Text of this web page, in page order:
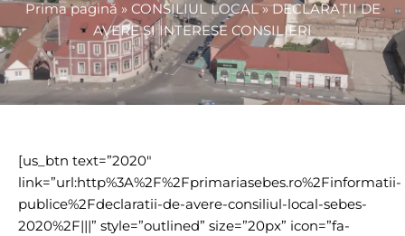
Prima pagină » CONSILIUL LOCAL»DECLARAȚII DE
AVERE ȘI INTERESE CONSILIERI
[us_btn text=”2020″
link=”url:http%3A%2F%2Fprimariasebes.ro%2Finformatii-
publice%2Fdeclaratii-de-avere-consiliul-local-sebes-
2020%2F|||” style=”outlined” size=”20px” icon=”fa-